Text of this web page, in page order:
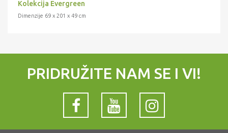
Kolekcija Evergreen
Dimenzije 69 x 201 x 49 cm
PRIDRUŽITE NAM SE I VI!